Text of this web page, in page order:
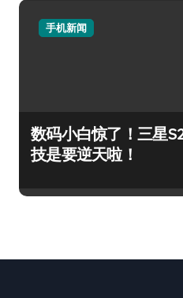
手机新闻
数码小白惊了！三星
技是要逆天啦！